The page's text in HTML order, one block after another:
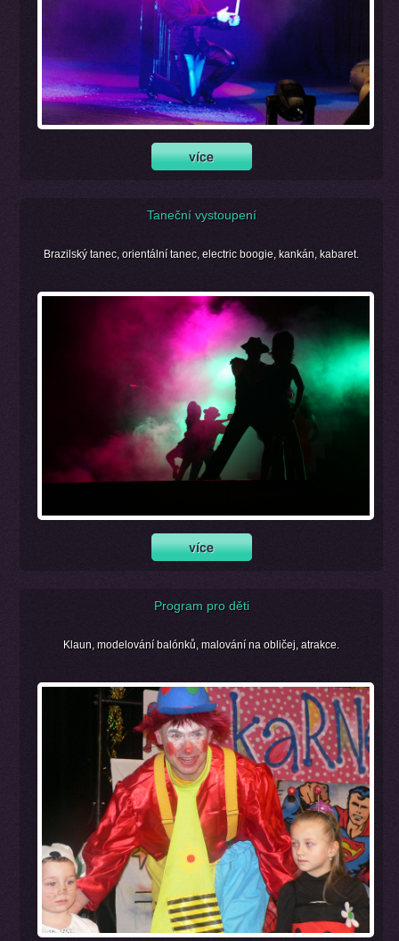
Taneční vystoupení
Brazilský tanec, orientální tanec, electric boogie, kankán, kabaret.
Program pro děti
Klaun, modelování balónků, malování na obličej, atrakce.